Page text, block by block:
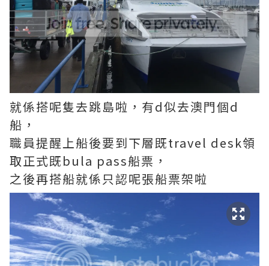
就係搭呢隻去跳島啦，有d似去澳門個d
船，
職員提醒上船後要到下層既travel desk領
取正式既bula pass船票，
之後再搭船就係只認呢張船票架啦